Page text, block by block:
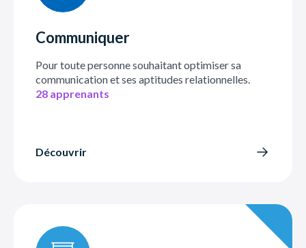
Communiquer
Pour toute personne souhaitant optimiser sa
communication et ses aptitudes relationnelles.
28 apprenants
Découvrir